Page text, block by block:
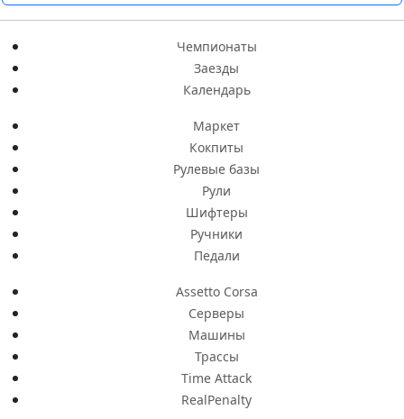
Чемпионаты
Заезды
Календарь
Маркет
Кокпиты
Рулевые базы
Рули
Шифтеры
Ручники
Педали
Assetto Corsa
Серверы
Машины
Трассы
Time Attack
RealPenalty